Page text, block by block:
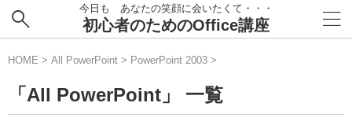
今日も あなたの笑顔に会いたくて・・・
初心者のためのOffice講座
HOME > All PowerPoint > PowerPoint 2003 >
「All PowerPoint」 一覧